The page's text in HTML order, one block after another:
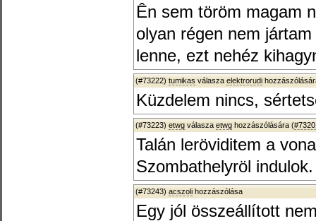
Ên sem töröm magam
olyan régen nem
lenne, ezt nehéz
(#73222) tumikas válasza elektrorudi
Küzdelem nincs,
(#73223) etwg válasza etwg hozzászólására (
Talán leröviditem a
Szombathelyröl indulok.
(#73243) acszoli hozzászólása
Egy jól összeállított